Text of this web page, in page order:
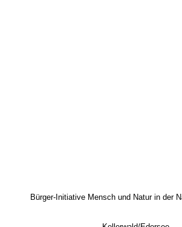
Bürger-Initiative Mensch und Natur in der